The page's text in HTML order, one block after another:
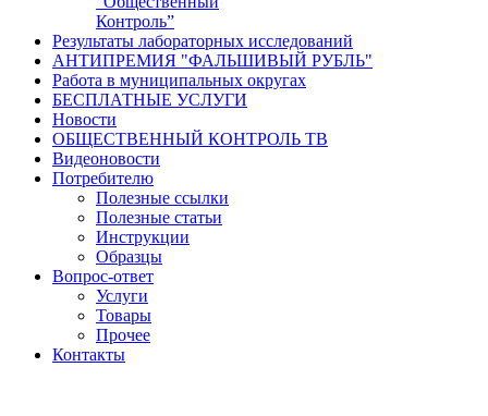
Контроль”
Результаты лабораторных исследований
АНТИПРЕМИЯ "ФАЛЬШИВЫЙ РУБЛЬ"
Работа в муниципальных округах
БЕСПЛАТНЫЕ УСЛУГИ
Новости
ОБЩЕСТВЕННЫЙ КОНТРОЛЬ ТВ
Видеоновости
Потребителю
Полезные ссылки
Полезные статьи
Инструкции
Образцы
Вопрос-ответ
Услуги
Товары
Прочее
Контакты